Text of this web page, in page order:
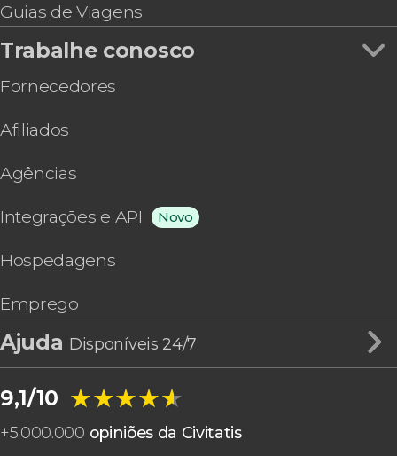
Guias de Viagens
Trabalhe conosco
Fornecedores
Afiliados
Agências
Integrações e API Novo
Hospedagens
Emprego
Ajuda Disponíveis 24/7
9,1/10 ★★★★★
★★★★★
+5.000.000 opiniões da Civitatis